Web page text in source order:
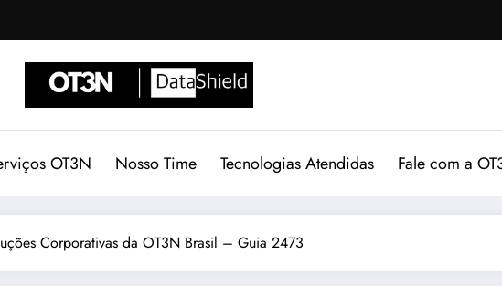
OT3N Nosso Time Tecnologias Atendidas Fale com a
Corporativas da OT3N Brasil – Guia 2473